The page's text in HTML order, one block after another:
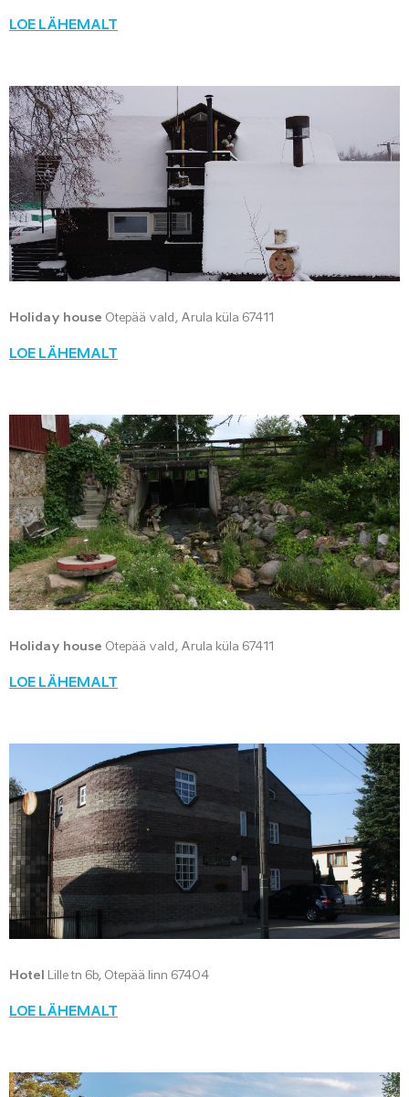
LOE LÄHEMALT
Holiday house Otepää vald, Arula küla 67411
LOE LÄHEMALT
Holiday house Otepää vald, Arula küla 67411
LOE LÄHEMALT
Hotel Lille tn 6b, Otepää linn 67404
LOE LÄHEMALT